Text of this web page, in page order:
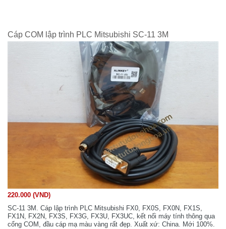
Cáp COM lập trình PLC Mitsubishi SC-11 3M
220.000 (VND)
SC-11 3M. Cáp lập trình PLC Mitsubishi FX0, FX0S, FX0N, FX1S,
FX1N, FX2N, FX3S, FX3G, FX3U, FX3UC, kết nối máy tính thông qua
cổng COM, đầu cáp mạ màu vàng rất đẹp. Xuất xứ: China. Mới 100%.